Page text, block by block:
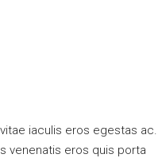
iaculis eros egestas ac.
venenatis eros quis porta